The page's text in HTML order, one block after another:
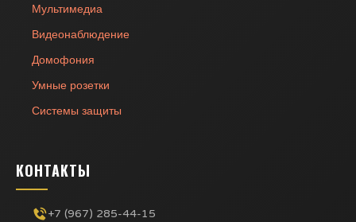
Мультимедиа
Видеонаблюдение
Домофония
Умные розетки
Системы защиты
КОНТАКТЫ
+7 (967) 285-44-15